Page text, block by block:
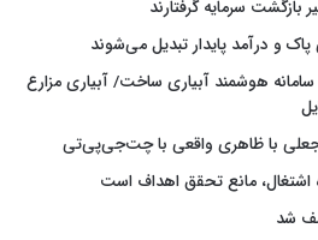
بازگشت سرمایه گرفتارند
و درآمد پایدار تبدیل می‌شوند
هوشمند آبیاری ساخت/ آبیاری مزارع
جعلی با ظاهری واقعی با چت‌جی‌پی‌تی
اشتغال، مانع تحقق اهداف است
شد